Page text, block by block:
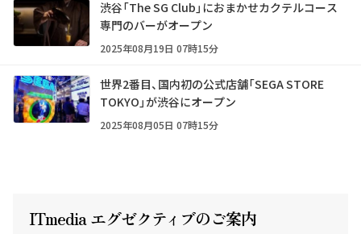
渋谷「The SG Club」におまかせカクテルコース
専門のバーがオープン
2025年08月19日 07時15分
世界2番目、国内初の公式店舗「SEGA STORE
TOKYO」が渋谷にオープン
2025年08月05日 07時15分
ITmedia エグゼクティ ブのご案内